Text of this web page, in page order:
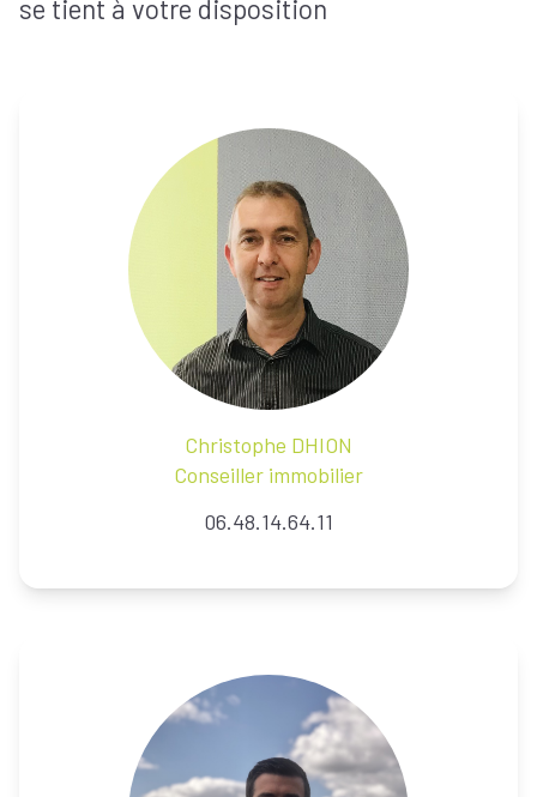
BIENS À
se tient à votre disposition
Christophe DHION
Conseiller immobilier
06.48.14.64.11